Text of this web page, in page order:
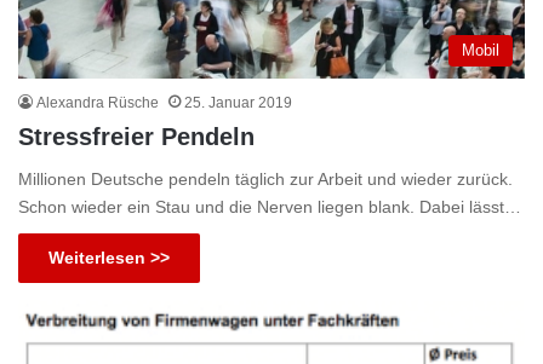
Mobil
Alexandra Rüsche 25. Januar 2019
Stressfreier Pendeln
Millionen Deutsche pendeln täglich zur Arbeit und wieder zurück.
Schon wieder ein Stau und die Nerven liegen blank. Dabei lässt…
Weiterlesen >>